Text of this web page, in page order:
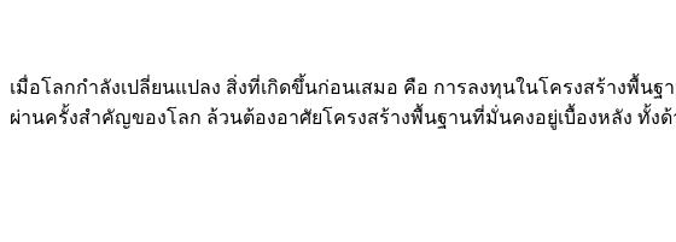
เมื่อโลกกำลังเปลี่ยนแปลง สิ่งที่เกิดขึ้นก่อนเสมอ คือ การลงทุนในโครงสร้างพื้น
ผ่านครั้งสำคัญของโลก ล้วนต้องอาศัยโครงสร้างพื้นฐานที่มั่นคงอยู่เบื้องหลัง ทั้ง